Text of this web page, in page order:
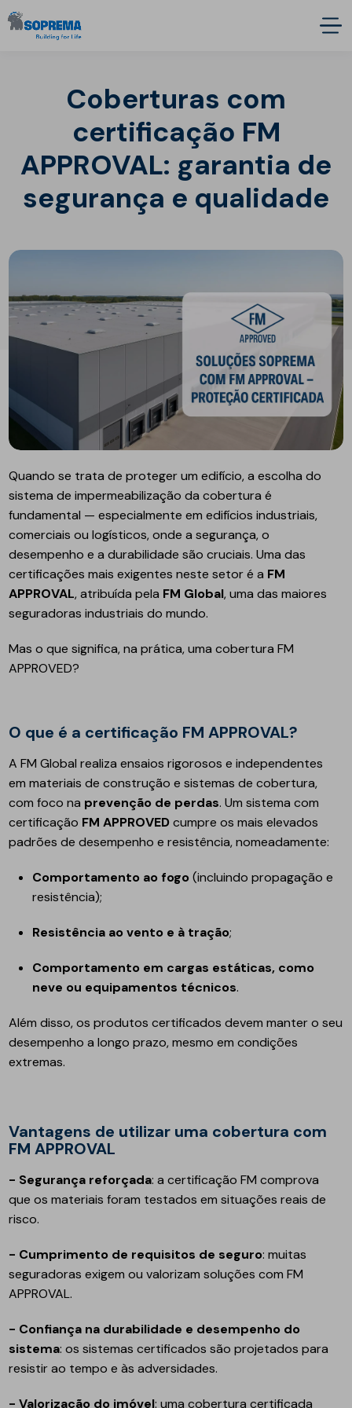
Coberturas com
certificação FM
APPROVAL: garantia de
segurança e qualidade
Quando se trata de proteger um edifício, a escolha do
sistema de impermeabilização da cobertura é
fundamental — especialmente em edifícios industriais,
comerciais ou logísticos, onde a segurança, o
desempenho e a durabilidade são cruciais. Uma das
certificações mais exigentes neste setor é a FM
APPROVAL, atribuída pela FM Global, uma das maiores
seguradoras industriais do mundo.
Mas o que significa, na prática, uma cobertura FM
APPROVED?
O que é a certificação FM APPROVAL?
A FM Global realiza ensaios rigorosos e independentes
em materiais de construção e sistemas de cobertura,
com foco na prevenção de perdas. Um sistema com
certificação FM APPROVEDcumpre os mais elevados
padrões de desempenho e resistência, nomeadamente:
Comportamento ao fogo (incluindo propagação e
resistência);
Resistência ao vento e à tração;
Comportamento em cargas estáticas, como
neve ou equipamentos técnicos.
Além disso, os produtos certificados devem manter o seu
desempenho a longo prazo, mesmo em condições
extremas.
Vantagens de utilizar uma cobertura com
FM APPROVAL
- Segurança reforçada: a certificação FM comprova
que os materiais foram testados em situações reais de
risco.
- Cumprimento de requisitos de seguro: muitas
seguradoras exigem ou valorizam soluções com FM
APPROVAL.
- Confiança na durabilidade e desempenho do
sistema: os sistemas certificados são projetados para
resistir ao tempo e às adversidades.
- Valorização do imóvel: uma cobertura certificada